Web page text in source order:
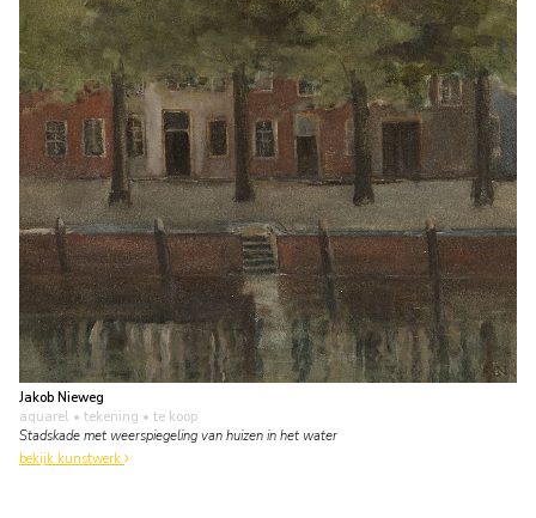
Jakob Nieweg
aquarel • tekening • te koop
Stadskade met weerspiegeling van huizen in het water
bekijk kunstwerk